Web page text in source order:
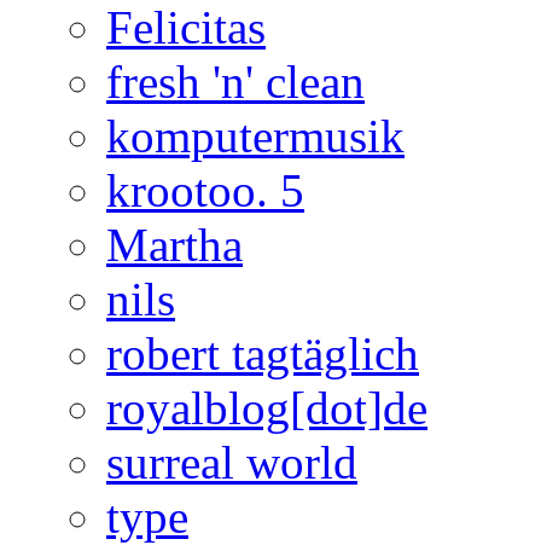
Felicitas
fresh 'n' clean
komputermusik
krootoo. 5
Martha
nils
robert tagtäglich
royalblog[dot]de
surreal world
type